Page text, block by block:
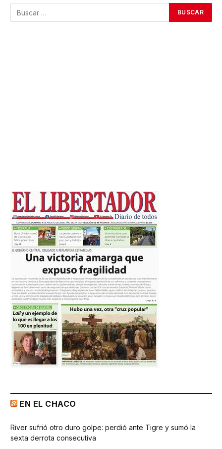
EN EL CHACO
River sufrió otro duro golpe: perdió ante Tigre y sumó la
sexta derrota consecutiva